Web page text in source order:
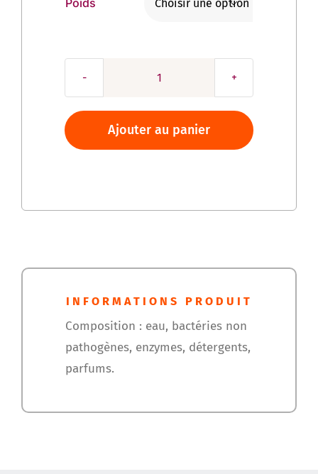
Poids 
quantité
Destructeur
Ajouter au panier
INFORMATIONS PRODUIT
Composition : eau, bactéries non
pathogènes, enzymes, détergents,
parfums.